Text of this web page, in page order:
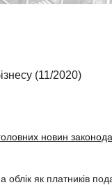
(11/2020)
новин
як платників